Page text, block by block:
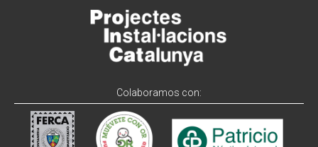
Colaboramos con: